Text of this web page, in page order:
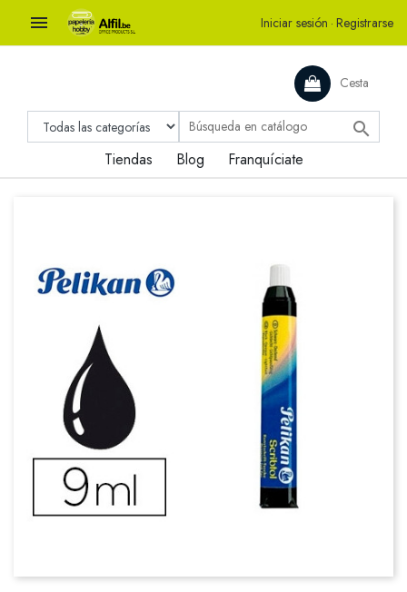
 Iniciar sesión · Registrarse
Cesta

Tiendas Blog Franquíciate